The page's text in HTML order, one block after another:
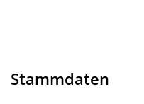
Stammdaten